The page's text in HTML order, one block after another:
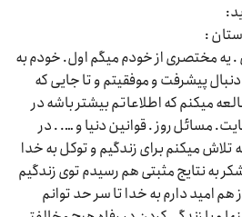
:
یه مختصری از خودم میگم اول. خودم به
پیشرفت و موفقیتم و تا جایی که
میکنم که اطلاعاتم بیشتر باشه در
مسائل روز . قوانین دنیا و …. . در
میکنم برای زندگیم و توکل به خدا
به نتایج مثبتی هم رسیدم توی زندگیم
هم امید دارم به خدا تا سر حد توانم